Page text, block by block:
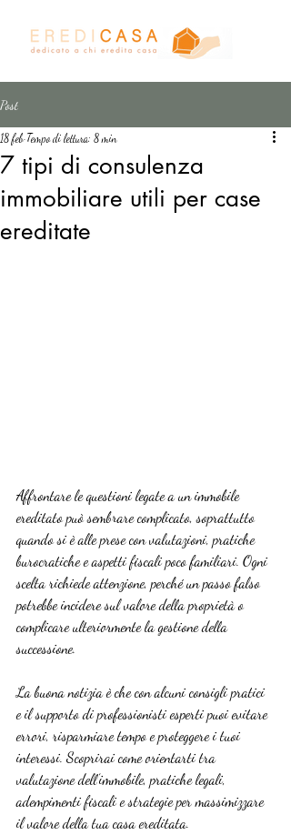
Post
7 tipi di consulenza
immobiliare utili per case
ereditate
18 feb Tempo di lettura: 8 min
Affrontare le questioni legate a un immobile
ereditato può sembrare complicato, soprattutto
quando si è alle prese con valutazioni, pratiche
burocratiche e aspetti fiscali poco familiari. Ogni
scelta richiede attenzione, perché un passo falso
potrebbe incidere sul valore della proprietà o
complicare ulteriormente la gestione della
successione.
La buona notizia è che con alcuni consigli pratici
e il supporto di professionisti esperti puoi evitare
errori, risparmiare tempo e proteggere i tuoi
interessi. Scoprirai come orientarti tra
valutazione dell’immobile, pratiche legali,
adempimenti fiscali e strategie per massimizzare
il valore della tua casa ereditata.